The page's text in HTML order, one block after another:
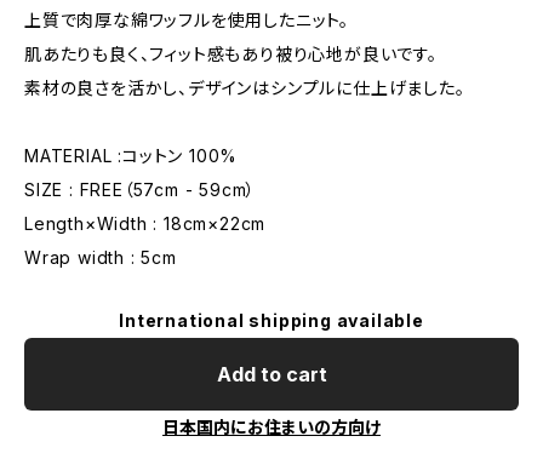
上質で肉厚な綿ワッフルを使用したニット。
肌あたりも良く、フィット感もあり被り心地が良いです。
素材の良さを活かし、デザインはシンプルに仕上げました。
MATERIAL :コットン 100%
SIZE : FREE（57cm - 59cm）
Length×Width : 18cm×22cm
Wrap width : 5cm
International shipping available
Add to cart
日本国内にお住まいの方向け